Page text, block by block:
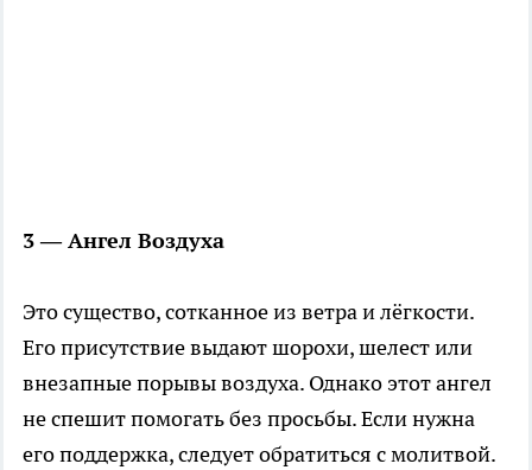
3 — Ангел Воздуха
Это существо, сотканное из ветра и лёгкости.
Его присутствие выдают шорохи, шелест или
внезапные порывы воздуха. Однако этот ангел
не спешит помогать без просьбы. Если нужна
его поддержка, следует обратиться с молитвой.